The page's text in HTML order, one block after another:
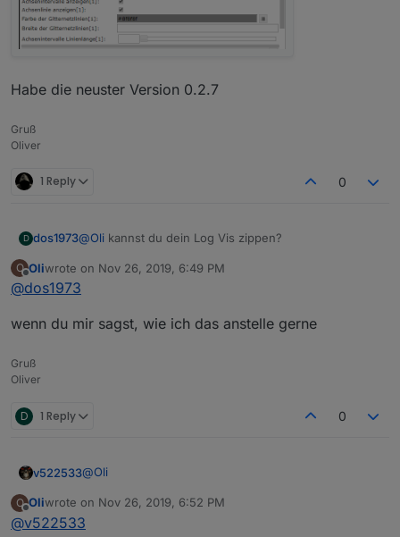
Habe die neuster Version 0.2.7
Gruß
Oliver
1 Reply 0
D dos1973@Oli kannst du dein Log Vis zippen?
die DMS Datei bekomme ich auf dem mac nicht auf.
Habe zwar den Unarchiver drauf, der das eigentlich lt.
O
Offline
Oliwrote on Nov 26, 2019, 6:49 PM
last edited by
@dos1973
wenn du mir sagst, wie ich das anstelle gerne
Gruß
Oliver
D 1 Reply 0
v522533@Oli
wie hast du das mit dem zeilenumbruch gemacht, bei
mir klappt das nicht?
O
Offline
Oliwrote on Nov 26, 2019, 6:52 PM
last edited by
@v522533